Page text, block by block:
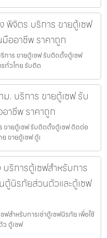
พิจิตร บริการ ขายตู้เซฟ
ออาชีพ ราคาถูก
าร ขายตู้เซฟ รับติดตั้งตู้เซฟ
ทั่วไทย รับติด
. บริการ ขายตู้เซฟ รับ
าชีพ ราคาถูก
ขายตู้เซฟ รับติดตั้งตู้เซฟ ติดต่อ
ขายตู้เซฟ ตู้เ
ริการตู้เซฟสำหรับการ
ตู้นิรภัยส่วนตัวและตู้เซฟ
ฟสำหรับการเช่าตู้เซฟนิรภัย เพื่อใช้
ตู้เซฟ